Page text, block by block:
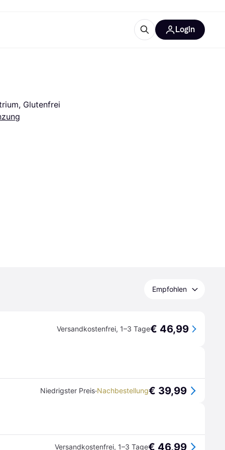
Login
Glutenfrei
Empfohlen
Versandkostenfrei, 1–3 Tage€ 46,99
Niedrigster Preis·Nachbestellung€ 39,99
Versandkostenfrei, 1–3 Tage€ 46,99